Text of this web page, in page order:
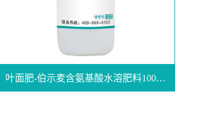
叶面肥-伯示麦含氨基酸水溶肥料1000ml